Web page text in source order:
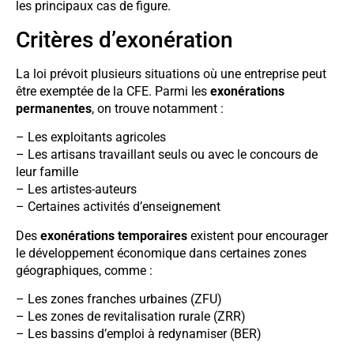
les principaux cas de figure.
Critères d’exonération
La loi prévoit plusieurs situations où une entreprise peut
être exemptée de la CFE. Parmi les exonérations
permanentes, on trouve notamment :
– Les exploitants agricoles
– Les artisans travaillant seuls ou avec le concours de
leur famille
– Les artistes-auteurs
– Certaines activités d’enseignement
Des exonérations temporaires existent pour encourager
le développement économique dans certaines zones
géographiques, comme :
– Les zones franches urbaines (ZFU)
– Les zones de revitalisation rurale (ZRR)
– Les bassins d’emploi à redynamiser (BER)